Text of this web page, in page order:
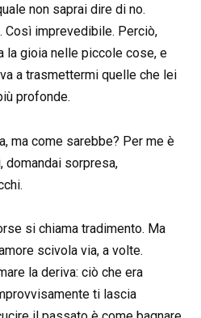
non saprai dire di no.
Così imprevedibile. Perciò,
la gioia nelle piccole cose, e
a trasmettermi quelle che lei
profonde.
ma come sarebbe? Per me è
domandai sorpresa,
si chiama tradimento. Ma
scivola via, a volte.
la deriva: ciò che era
ti lascia